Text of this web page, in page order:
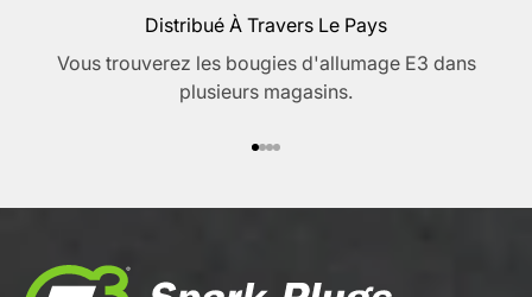
Distribué À Travers Le Pays
Vous trouverez les bougies d'allumage E3 dans
plusieurs magasins.